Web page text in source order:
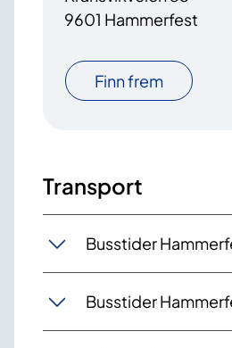
9601 Hammerfest
Finn frem
Transport
Busstider
Busstider